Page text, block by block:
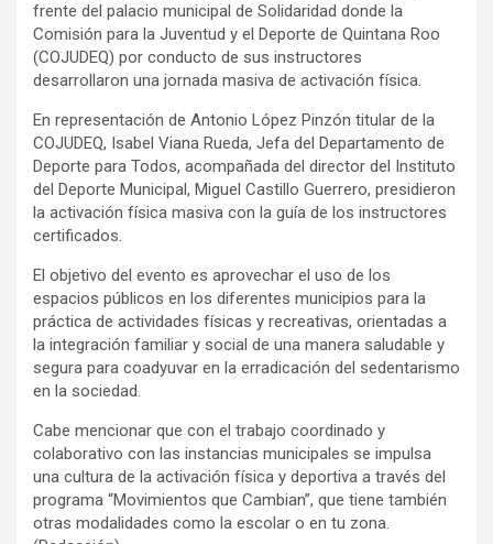
frente del palacio municipal de Solidaridad donde la
Comisión para la Juventud y el Deporte de Quintana Roo
(COJUDEQ) por conducto de sus instructores
desarrollaron una jornada masiva de activación física.
En representación de Antonio López Pinzón titular de la
COJUDEQ, Isabel Viana Rueda, Jefa del Departamento de
Deporte para Todos, acompañada del director del Instituto
del Deporte Municipal, Miguel Castillo Guerrero, presidieron
la activación física masiva con la guía de los instructores
certificados.
El objetivo del evento es aprovechar el uso de los
espacios públicos en los diferentes municipios para la
práctica de actividades físicas y recreativas, orientadas a
la integración familiar y social de una manera saludable y
segura para coadyuvar en la erradicación del sedentarismo
en la sociedad.
Cabe mencionar que con el trabajo coordinado y
colaborativo con las instancias municipales se impulsa
una cultura de la activación física y deportiva a través del
programa “Movimientos que Cambian”, que tiene también
otras modalidades como la escolar o en tu zona.